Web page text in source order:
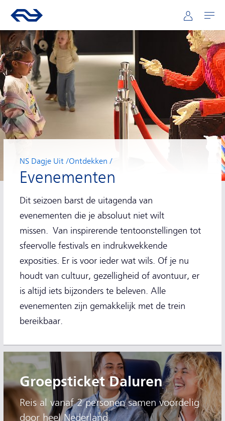
Hoofdnavigatie
Ga naar de homepage van ns.nl Mijn NS
Openen
NS Dagje Uit Ontdekken
Evenementen
Dit seizoen barst de uitagenda van
evenementen die je absoluut niet wilt
missen. Van inspirerende tentoonstellingen tot
sfeervolle festivals en indrukwekkende
exposities. Er is voor ieder wat wils. Of je nu
houdt van cultuur, gezelligheid of avontuur, er
is altijd iets bijzonders te beleven. Alle
evenementen zijn gemakkelijk met de trein
bereikbaar.
Groepsticket Daluren
Reis al vanaf 2 personen samen voordelig
door heel Nederland.